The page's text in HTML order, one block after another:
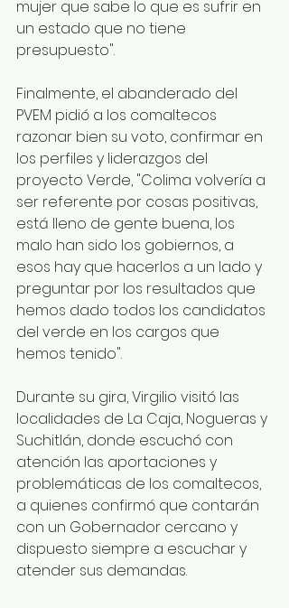
mujer que sabe lo que es sufrir en
un estado que no tiene
presupuesto".
Finalmente, el abanderado del
PVEM pidió a los comaltecos
razonar bien su voto, confirmar en
los perfiles y liderazgos del
proyecto Verde, "Colima volvería a
ser referente por cosas positivas,
está lleno de gente buena, los
malo han sido los gobiernos, a
esos hay que hacerlos a un lado y
preguntar por los resultados que
hemos dado todos los candidatos
del verde en los cargos que
hemos tenido".
Durante su gira, Virgilio visitó las
localidades de La Caja, Nogueras y
Suchitlán, donde escuchó con
atención las aportaciones y
problemáticas de los comaltecos,
a quienes confirmó que contarán
con un Gobernador cercano y
dispuesto siempre a escuchar y
atender sus demandas.